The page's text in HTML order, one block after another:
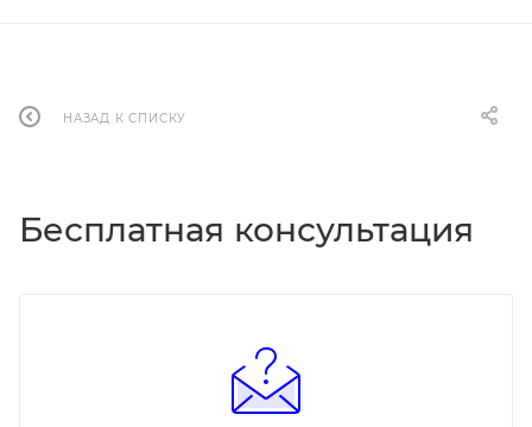
НАЗАД К СПИСКУ
Бесплатная консультация